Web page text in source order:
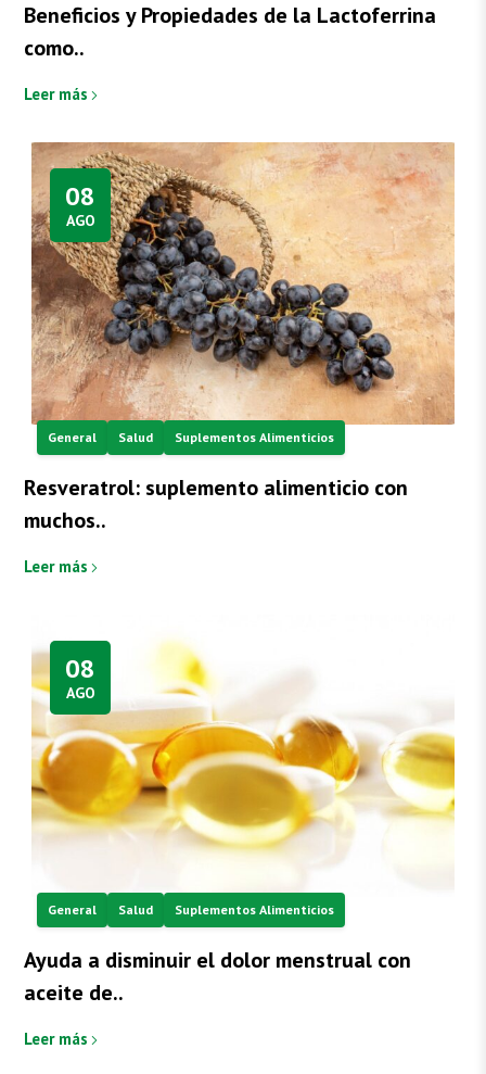
Beneficios y Propiedades de la Lactoferrina
como..
Leer más
08
AGO
General Salud Suplementos Alimenticios
Resveratrol: suplemento alimenticio con
muchos..
Leer más
08
AGO
General Salud Suplementos Alimenticios
Ayuda a disminuir el dolor menstrual con
aceite de..
Leer más